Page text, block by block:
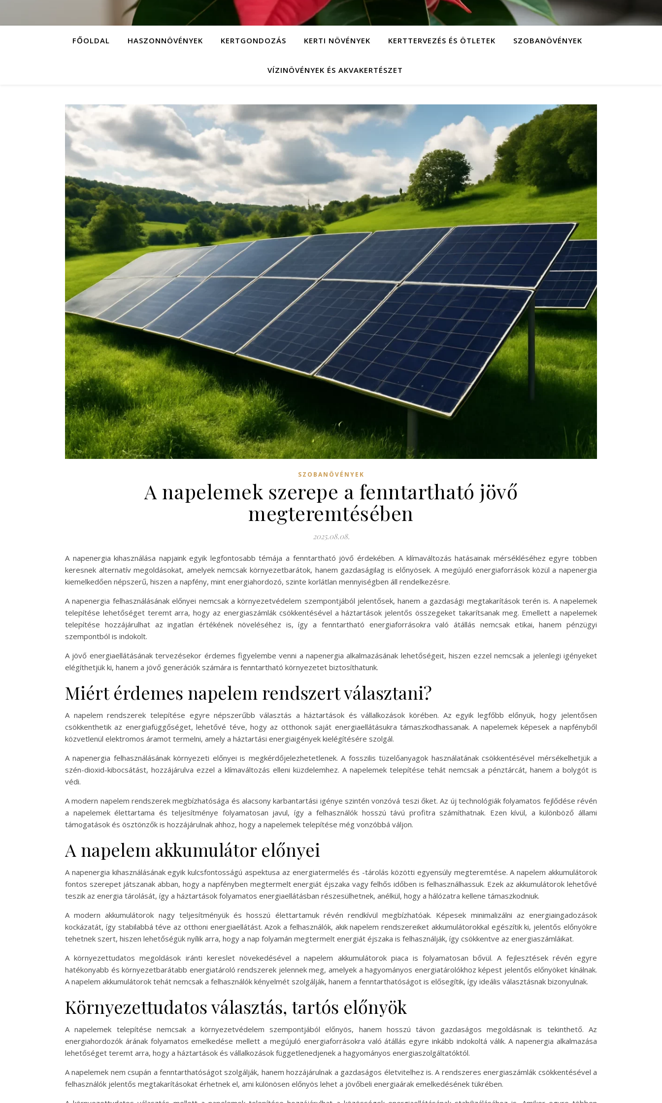
FŐOLDAL HASZONNÖVÉNYEK KERTGONDOZÁS KERTI NÖVÉNYEK KERTTERVEZÉS ÉS ÖTLETEK SZOBANÖVÉNYEK
VÍZINÖVÉNYEK ÉS AKVAKERTÉSZET
SZOBANÖVÉNYEK
A napelemek szerepe a fenntartható jövő
megteremtésében
2025.08.08.
A napenergia kihasználása napjaink egyik legfontosabb témája a fenntartható jövő érdekében. A klímaváltozás hatásainak mérsékléséhez egyre többen
keresnek alternatív megoldásokat, amelyek nemcsak környezetbarátok, hanem gazdaságilag is előnyösek. A megújuló energiaforrások közül a napenergia
kiemelkedően népszerű, hiszen a napfény, mint energiahordozó, szinte korlátlan mennyiségben áll rendelkezésre.
A napenergia felhasználásának előnyei nemcsak a környezetvédelem szempontjából jelentősek, hanem a gazdasági megtakarítások terén is. A napelemek
telepítése lehetőséget teremt arra, hogy az energiaszámlák csökkentésével a háztartások jelentős összegeket takarítsanak meg. Emellett a napelemek
telepítése hozzájárulhat az ingatlan értékének növeléséhez is, így a fenntartható energiaforrásokra való átállás nemcsak etikai, hanem pénzügyi
szempontból is indokolt.
A jövő energiaellátásának tervezésekor érdemes figyelembe venni a napenergia alkalmazásának lehetőségeit, hiszen ezzel nemcsak a jelenlegi igényeket
elégíthetjük ki, hanem a jövő generációk számára is fenntartható környezetet biztosíthatunk.
Miért érdemes napelem rendszert választani?
A napelem rendszerek telepítése egyre népszerűbb választás a háztartások és vállalkozások körében. Az egyik legfőbb előnyük, hogy jelentősen
csökkenthetik az energiafüggőséget, lehetővé téve, hogy az otthonok saját energiaellátásukra támaszkodhassanak. A napelemek képesek a napfényből
közvetlenül elektromos áramot termelni, amely a háztartási energiaigények kielégítésére szolgál.
A napenergia felhasználásának környezeti előnyei is megkérdőjelezhetetlenek. A fosszilis tüzelőanyagok használatának csökkentésével mérsékelhetjük a
szén-dioxid-kibocsátást, hozzájárulva ezzel a klímaváltozás elleni küzdelemhez. A napelemek telepítése tehát nemcsak a pénztárcát, hanem a bolygót is
védi.
A modern napelem rendszerek megbízhatósága és alacsony karbantartási igénye szintén vonzóvá teszi őket. Az új technológiák folyamatos fejlődése révén
a napelemek élettartama és teljesítménye folyamatosan javul, így a felhasználók hosszú távú profitra számíthatnak. Ezen kívül, a különböző állami
támogatások és ösztönzők is hozzájárulnak ahhoz, hogy a napelemek telepítése még vonzóbbá váljon.
A napelem akkumulátor előnyei
A napenergia kihasználásának egyik kulcsfontosságú aspektusa az energiatermelés és -tárolás közötti egyensúly megteremtése. A napelem akkumulátorok
fontos szerepet játszanak abban, hogy a napfényben megtermelt energiát éjszaka vagy felhős időben is felhasználhassuk. Ezek az akkumulátorok lehetővé
teszik az energia tárolását, így a háztartások folyamatos energiaellátásban részesülhetnek, anélkül, hogy a hálózatra kellene támaszkodniuk.
A modern akkumulátorok nagy teljesítményük és hosszú élettartamuk révén rendkívül megbízhatóak. Képesek minimalizálni az energiaingadozások
kockázatát, így stabilabbá téve az otthoni energiaellátást. Azok a felhasználók, akik napelem rendszereiket akkumulátorokkal egészítik ki, jelentős előnyökre
tehetnek szert, hiszen lehetőségük nyílik arra, hogy a nap folyamán megtermelt energiát éjszaka is felhasználják, így csökkentve az energiaszámláikat.
A környezettudatos megoldások iránti kereslet növekedésével a napelem akkumulátorok piaca is folyamatosan bővül. A fejlesztések révén egyre
hatékonyabb és környezetbarátabb energiatároló rendszerek jelennek meg, amelyek a hagyományos energiatárolókhoz képest jelentős előnyöket kínálnak.
A napelem akkumulátorok tehát nemcsak a felhasználók kényelmét szolgálják, hanem a fenntarthatóságot is elősegítik, így ideális választásnak bizonyulnak.
Környezettudatos választás, tartós előnyök
A napelemek telepítése nemcsak a környezetvédelem szempontjából előnyös, hanem hosszú távon gazdaságos megoldásnak is tekinthető. Az
energiahordozók árának folyamatos emelkedése mellett a megújuló energiaforrásokra való átállás egyre inkább indokoltá válik. A napenergia alkalmazása
lehetőséget teremt arra, hogy a háztartások és vállalkozások függetlenedjenek a hagyományos energiaszolgáltatóktól.
A napelemek nem csupán a fenntarthatóságot szolgálják, hanem hozzájárulnak a gazdaságos életvitelhez is. A rendszeres energiaszámlák csökkentésével a
felhasználók jelentős megtakarításokat érhetnek el, ami különösen előnyös lehet a jövőbeli energiaárak emelkedésének tükrében.